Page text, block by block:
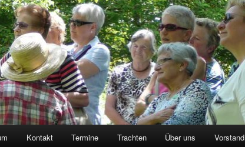
Kontakt Termine Trachten Über uns Vorstand